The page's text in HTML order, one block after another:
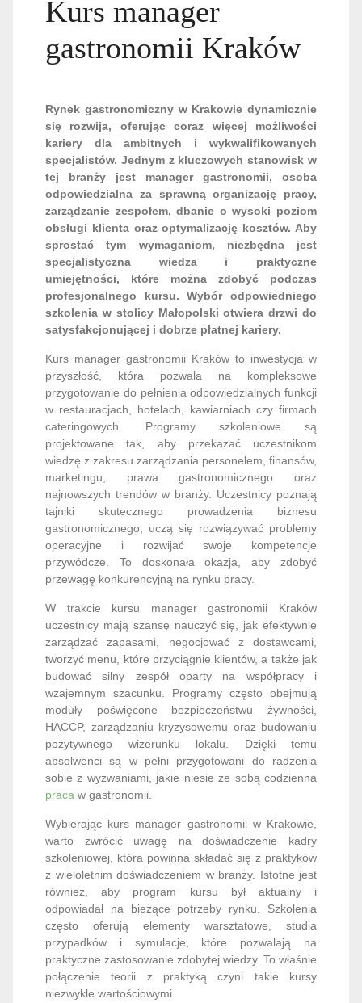
Kurs manager
gastronomii Kraków
Rynek gastronomiczny w Krakowie dynamicznie
się rozwija, oferując coraz więcej możliwości
kariery dla ambitnych i wykwalifikowanych
specjalistów. Jednym z kluczowych stanowisk w
tej branży jest manager gastronomii, osoba
odpowiedzialna za sprawną organizację pracy,
zarządzanie zespołem, dbanie o wysoki poziom
obsługi klienta oraz optymalizację kosztów. Aby
sprostać tym wymaganiom, niezbędna jest
specjalistyczna wiedza i praktyczne
umiejętności, które można zdobyć podczas
profesjonalnego kursu. Wybór odpowiedniego
szkolenia w stolicy Małopolski otwiera drzwi do
satysfakcjonującej i dobrze płatnej kariery.
Kurs manager gastronomii Kraków to inwestycja w
przyszłość, która pozwala na kompleksowe
przygotowanie do pełnienia odpowiedzialnych funkcji
w restauracjach, hotelach, kawiarniach czy firmach
cateringowych. Programy szkoleniowe są
projektowane tak, aby przekazać uczestnikom
wiedzę z zakresu zarządzania personelem, finansów,
marketingu, prawa gastronomicznego oraz
najnowszych trendów w branży. Uczestnicy poznają
tajniki skutecznego prowadzenia biznesu
gastronomicznego, uczą się rozwiązywać problemy
operacyjne i rozwijać swoje kompetencje
przywódcze. To doskonała okazja, aby zdobyć
przewagę konkurencyjną na rynku pracy.
W trakcie kursu manager gastronomii Kraków
uczestnicy mają szansę nauczyć się, jak efektywnie
zarządzać zapasami, negocjować z dostawcami,
tworzyć menu, które przyciągnie klientów, a także jak
budować silny zespół oparty na współpracy i
wzajemnym szacunku. Programy często obejmują
moduły poświęcone bezpieczeństwu żywności,
HACCP, zarządzaniu kryzysowemu oraz budowaniu
pozytywnego wizerunku lokalu. Dzięki temu
absolwenci są w pełni przygotowani do radzenia
sobie z wyzwaniami, jakie niesie ze sobą codzienna
praca w gastronomii.
Wybierając kurs manager gastronomii w Krakowie,
warto zwrócić uwagę na doświadczenie kadry
szkoleniowej, która powinna składać się z praktyków
z wieloletnim doświadczeniem w branży. Istotne jest
również, aby program kursu był aktualny i
odpowiadał na bieżące potrzeby rynku. Szkolenia
często oferują elementy warsztatowe, studia
przypadków i symulacje, które pozwalają na
praktyczne zastosowanie zdobytej wiedzy. To właśnie
połączenie teorii z praktyką czyni takie kursy
niezwykle wartościowymi.